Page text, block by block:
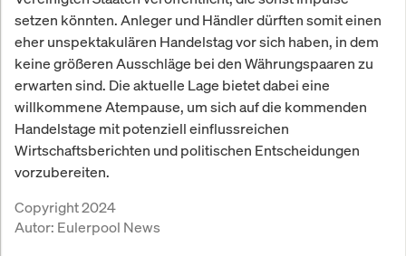
setzen könnten. Anleger und Händler dürften somit einen
eher unspektakulären Handelstag vor sich haben, in dem
keine größeren Ausschläge bei den Währungspaaren zu
erwarten sind. Die aktuelle Lage bietet dabei eine
willkommene Atempause, um sich auf die kommenden
Handelstage mit potenziell einflussreichen
Wirtschaftsberichten und politischen Entscheidungen
vorzubereiten.
Copyright 2024
Autor: Eulerpool News